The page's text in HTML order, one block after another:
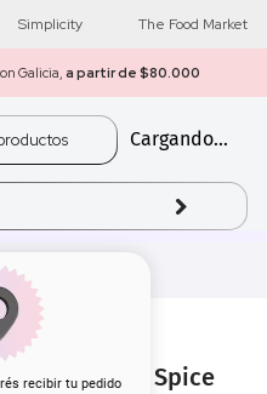
Simplicity The Food Market
Galicia, a partir de $80.000
Cargando...
recibir tu pedido
Gloss! 59 Spice